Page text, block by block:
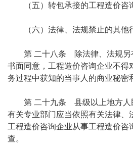
（五）转包承接的工程造价咨
（六）法律、法规禁止的其他
第 二十八条 除法律、法规另
书面同意，工程造价咨询企业不得
务过程中获知的当事人的商业秘密
第 二十九条 县级以上地方人民
有关专业部门应当依照有关法律、
工程造价咨询企业从事工程造价咨
查。